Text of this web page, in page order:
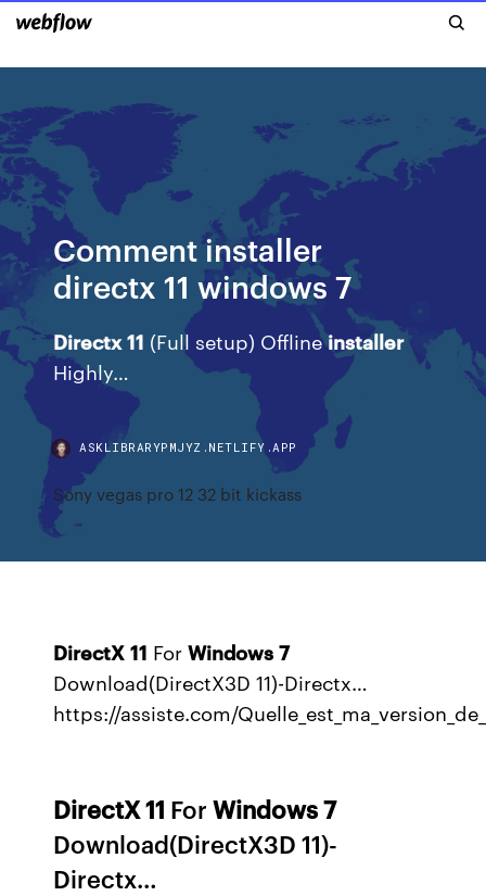
Comment installer
directx 11 windows 7
Directx 11 (Full setup) Offlineinstaller
Highly…
ASKLIBRARYPMJYZ.NETLIFY.APP
Sony vegas pro 12 32 bit kickass
DirectX 11 ForWindows 7
Download(DirectX3D 11)-Directx…
https://assiste.com/
DirectX11 ForWindows7
Download(DirectX3D 11)-
Directx…